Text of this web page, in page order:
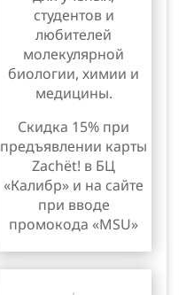
студентов и
любителей
молекулярной
биологии, химии и
медицины.
Скидка 15% при
предъявлении карты
Zachët! в БЦ
«Калибр» и на сайте
при вводе
промокода «MSU»